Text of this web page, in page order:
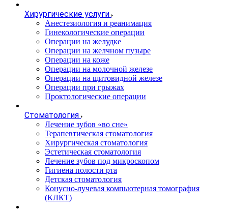
Хирургические услуги
Анестезиология и реанимация
Гинекологические операции
Операции на желудке
Операции на желчном пузыре
Операции на коже
Операции на молочной железе
Операции на щитовидной железе
Операции при грыжах
Проктологические операции
Стоматология
Лечение зубов «во сне»
Терапевтическая стоматология
Хирургическая стоматология
Эстетическая стоматология
Лечение зубов под микроскопом
Гигиена полости рта
Детская стоматология
Конусно-лучевая компьютерная томография
(КЛКТ)